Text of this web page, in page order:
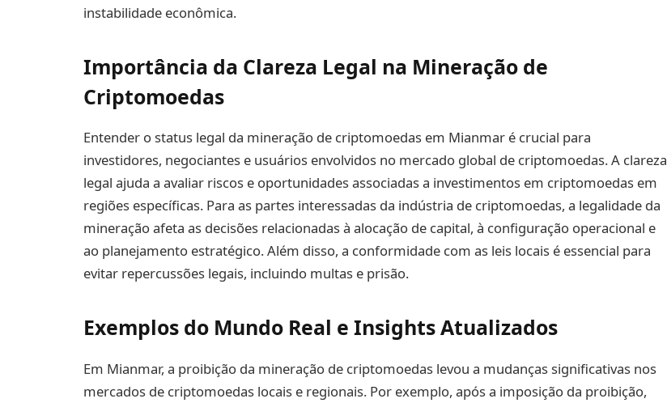
instabilidade econômica.
Importância da Clareza Legal na Mineração de
Criptomoedas
Entender o status legal da mineração de criptomoedas em Mianmar é crucial para
investidores, negociantes e usuários envolvidos no mercado global de criptomoedas. A clareza
legal ajuda a avaliar riscos e oportunidades associadas a investimentos em criptomoedas em
regiões específicas. Para as partes interessadas da indústria de criptomoedas, a legalidade da
mineração afeta as decisões relacionadas à alocação de capital, à configuração operacional e
ao planejamento estratégico. Além disso, a conformidade com as leis locais é essencial para
evitar repercussões legais, incluindo multas e prisão.
Exemplos do Mundo Real e Insights Atualizados
Em Mianmar, a proibição da mineração de criptomoedas levou a mudanças significativas nos
mercados de criptomoedas locais e regionais. Por exemplo, após a imposição da proibição,